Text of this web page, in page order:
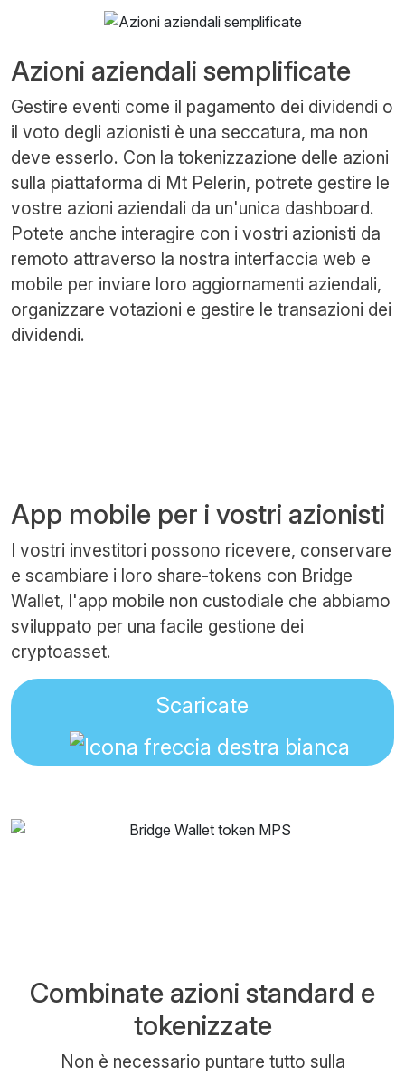
Azioni aziendali semplificate
Gestire eventi come il pagamento dei dividendi o
il voto degli azionisti è una seccatura, ma non
deve esserlo. Con la tokenizzazione delle azioni
sulla piattaforma di Mt Pelerin, potrete gestire le
vostre azioni aziendali da un'unica dashboard.
Potete anche interagire con i vostri azionisti da
remoto attraverso la nostra interfaccia web e
mobile per inviare loro aggiornamenti aziendali,
organizzare votazioni e gestire le transazioni dei
dividendi.
App mobile per i vostri azionisti
I vostri investitori possono ricevere, conservare
e scambiare i loro share-tokens con Bridge
Wallet, l'app mobile non custodiale che abbiamo
sviluppato per una facile gestione dei
cryptoasset.
Scaricate
Combinate azioni standard e
tokenizzate
Non è necessario puntare tutto sulla